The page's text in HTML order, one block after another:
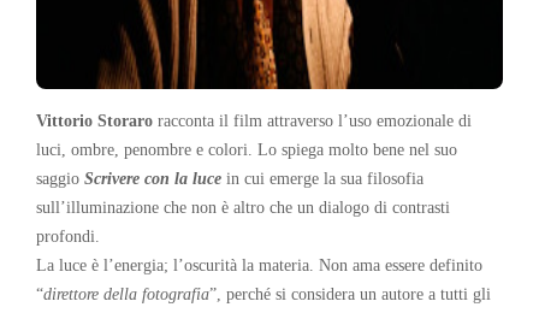
Vittorio Storaro racconta il film attraverso l’uso emozionale di
luci, ombre, penombre e colori. Lo spiega molto bene nel suo
saggio Scrivere con la luce in cui emerge la sua filosofia
sull’illuminazione che non è altro che un dialogo di contrasti
profondi.
La luce è l’energia; l’oscurità la materia. Non ama essere definito
“direttore della fotografia”, perché si considera un autore a tutti gli